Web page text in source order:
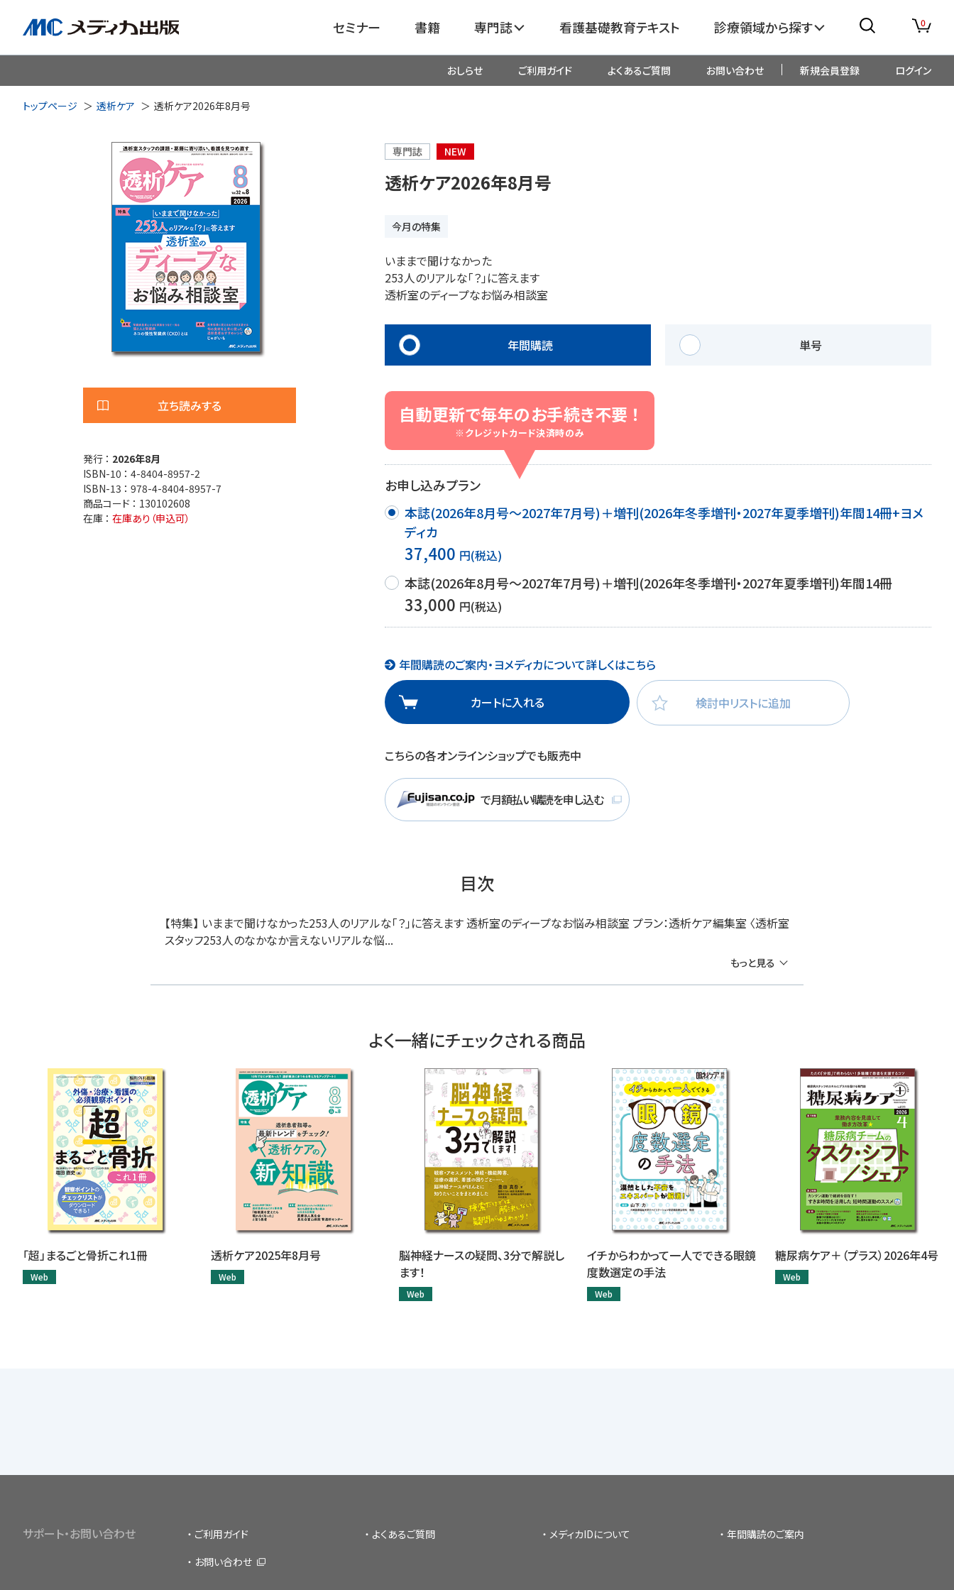
セミナー 書籍 専門誌
看護
医学
栄養
看護基礎教育テキスト 診療領域から探す
脳神経
透析・腎臓・血液浄化 がん 化学療法・放射線治療・緩和ケア
耳鼻咽喉科 産科・婦人科・周産期・助産
手術室・麻酔
感染管理・感染症 栄養管理
医療安全 在宅医療・看護 高齢者看護
退院調整・地域医療連携 高齢者介護
0
おしらせ ご利用ガイド よくあるご質問 お問い合わせ 新規会員登録 ログイン
トップページ 透析ケア 透析ケア2026年8月号
立ち読みする
発行 ： 2026年8月
ISBN-10 ： 4-8404-8957-2
ISBN-13 ： 978-4-8404-8957-7
商品コード ： 130102608
在庫 ： 在庫あり（申込可）
専門誌 NEW
透析ケア2026年8月号
今月の特集
いままで聞けなかった
253人のリアルな「？」に答えます
透析室のディープなお悩み相談室
年間購読 単号
自動更新で毎年のお手続き不要 ！
※クレジットカード決済時のみ
お申し込みプラン
本誌(2026年8月号～2027年7月号)＋増刊(2026年冬季増刊・2027年夏季増刊)年間14冊+ヨメ
ディカ
37,400 円(税込)
本誌(2026年8月号～2027年7月号)＋増刊(2026年冬季増刊・2027年夏季増刊)年間14冊
33,000 円(税込)
年間購読のご案内・ヨメディカについて詳しくはこちら
カートに入れる 検討中リストに追加
こちらの各オンラインショップでも販売中
で月額払い購読を申し込む
目次
【特集】 いままで聞けなかった253人のリアルな「？」に答えます 透析室のディープなお悩み相談室 プラン：透析ケア編集室 〈透析室
スタッフ253人のなかなか言えないリアルな悩...
もっと見る
よく一緒にチェックされる商品
「超」まるごと骨折これ1冊
Web
透析ケア2025年8月号
Web
脳神経ナースの疑問、3分で解説し
ます！
Web
イチからわかって一人でできる眼鏡
度数選定の手法
Web
糖尿病ケア＋（プラス）2026年4号
Web
サポート・お問い合わせ ご利用ガイド よくあるご質問 メディカIDについて
年間購読のご案内
お問い合わせ